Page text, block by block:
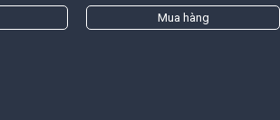
Mua hàng